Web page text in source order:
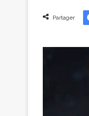
Partager